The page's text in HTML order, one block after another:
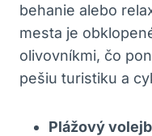
behanie alebo
mesta je
olivovníkmi, čo
pešiu turistiku a
Plážový